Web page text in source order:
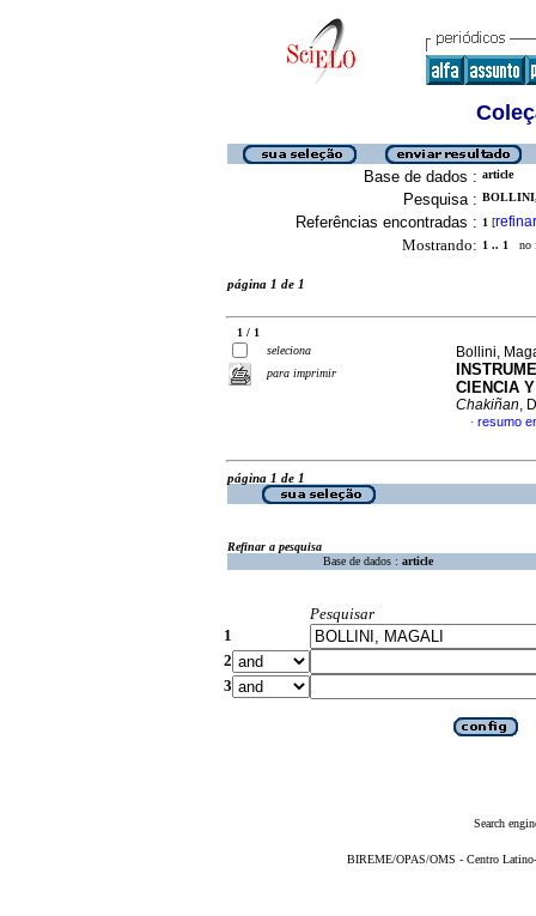
Base de dados : article
Pesquisa :
Referências encontradas : 1 [refinar
Mostrando: 1 .. 1 no
página 1 de 1
1 / 1
seleciona
para imprimir
Bollini,
CIENCIA
Chakiñan,
· resumo
página 1 de 1
Refinar a pesquisa
Base de dados : article
Pesquisar
1
2
3
Search
BIREME/OPAS/OMS - Centro Latino-